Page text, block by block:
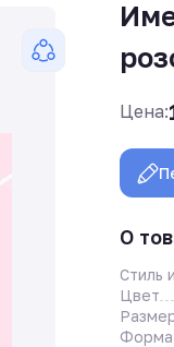
Цена:
О
Стиль
Цвет